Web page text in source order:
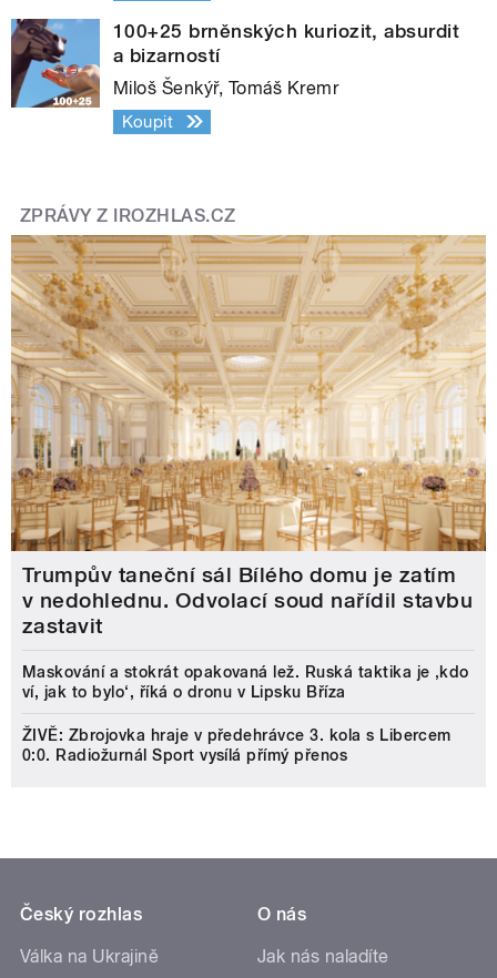
100+25 brněnských kuriozit, absurdit
a bizarností
Miloš Šenkýř, Tomáš Kremr
Koupit
ZPRÁVY Z IROZHLAS.CZ
Trumpův taneční sál Bílého domu je zatím
v nedohlednu. Odvolací soud nařídil stavbu
zastavit
Maskování a stokrát opakovaná lež. Ruská taktika je ‚kdo
ví, jak to bylo‘, říká o dronu v Lipsku Bříza
ŽIVĚ: Zbrojovka hraje v předehrávce 3. kola s Libercem
0:0. Radiožurnál Sport vysílá přímý přenos
Český rozhlas
Válka na Ukrajině
O nás
Jak nás naladíte